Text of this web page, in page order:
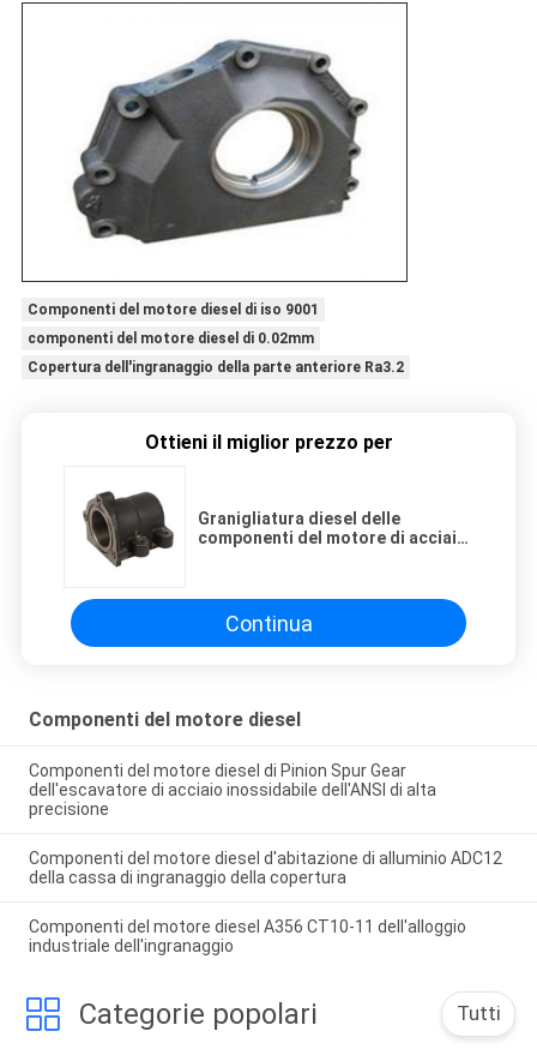
Componenti del motore diesel di iso 9001
componenti del motore diesel di 0.02mm
Copertura dell'ingranaggio della parte anteriore Ra3.2
Ottieni il miglior prezzo per
Granigliatura diesel delle
componenti del motore di acciaio
Continua
Componenti del motore diesel
Componenti del motore diesel di Pinion Spur Gear
dell'escavatore di acciaio inossidabile dell'ANSI di alta
precisione
Componenti del motore diesel d'abitazione di alluminio ADC12
della cassa di ingranaggio della copertura
Componenti del motore diesel A356 CT10-11 dell'alloggio
industriale dell'ingranaggio
Categorie popolari Tutti